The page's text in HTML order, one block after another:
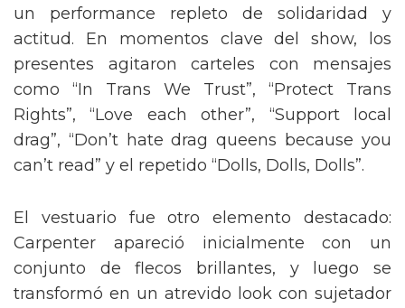
un performance repleto de solidaridad y
actitud. En momentos clave del show, los
presentes agitaron carteles con mensajes
como “In Trans We Trust”, “Protect Trans
Rights”, “Love each other”, “Support local
drag”, “Don’t hate drag queens because you
can’t read” y el repetido “Dolls, Dolls, Dolls”.
El vestuario fue otro elemento destacado:
Carpenter apareció inicialmente con un
conjunto de flecos brillantes, y luego se
transformó en un atrevido look con sujetador